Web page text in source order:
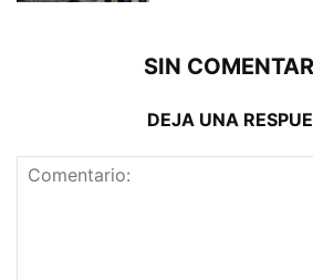
SIN
DEJA UNA